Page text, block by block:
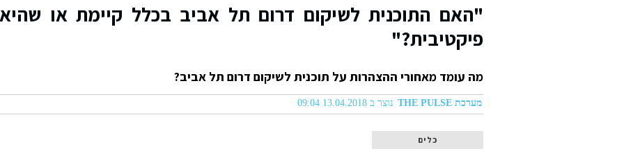
"האם התוכנית לשיקום דרום תל אביב בכלל קיימת או שהיא
פיקטיבית?"
מה עומד מאחורי ההצהרות על תוכנית לשיקום דרום תל אביב?
מערכת THE PULSE נוצר ב 13.04.2018 09:04
כלים